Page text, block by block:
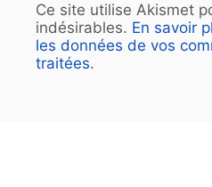
Ce site utilise Akismet
indésirables. En savoir
les données de vos
traitées.